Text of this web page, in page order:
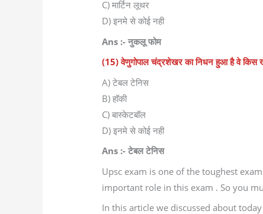
C) मार्टिन लूथर
D) इनमे से कोई नही
Ans :- नुकलू फोम
(15) वेणुगोपाल चंद्रशेखर का निधन हुआ है वे
A) टेबल टेनिस
B) हॉकी
C) बास्केटबॉल
D) इनमे से कोई नही
Ans :- टेबल टेनिस
Upsc exam is one of the toughest
important role in this exam . So you
In this article we discussed about